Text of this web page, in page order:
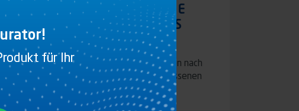
EINE UMFASSENDE NEUE
PRODUKTREIHE GEMÄSS
R58-03
Sparen Sie Zeit und Geld mit unseren nach
UNECE-Regelung Nr. 58-03 zugelassenen
und sofort…
für Ihr